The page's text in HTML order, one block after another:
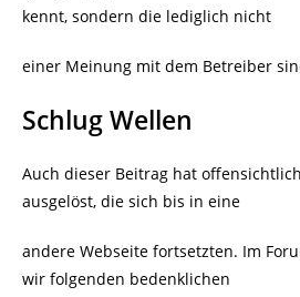
kennt, sondern die lediglich nicht
einer Meinung mit dem Betreiber
Schlug Wellen
Auch dieser Beitrag hat
ausgelöst, die sich bis in eine
andere Webseite fortsetzten. Im
wir folgenden bedenklichen